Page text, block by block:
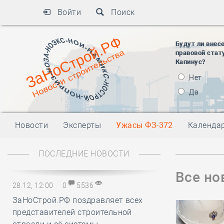
Войти Поиск
Будут ли
правовой
Капинус?
Нет
Да
Новости Эксперты Ужасы ФЗ-372
ПОСЛЕДНИЕ НОВОСТИ
28.12, 12:00 0 5536
ЗаНоСтрой.РФ поздравляет всех
представителей строительной
Все